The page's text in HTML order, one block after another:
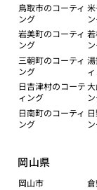
鳥取市のコーティ
ング
岩美町のコーティ
ング
三朝町のコーティ
ング
日吉津村のコーテ
ィング
日南町のコーティ
ング
岡山県
岡山市